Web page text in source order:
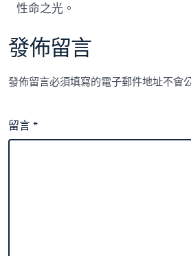
性命之光。
發佈留言
發佈留言必須填寫的電子郵件地址不會
留言*